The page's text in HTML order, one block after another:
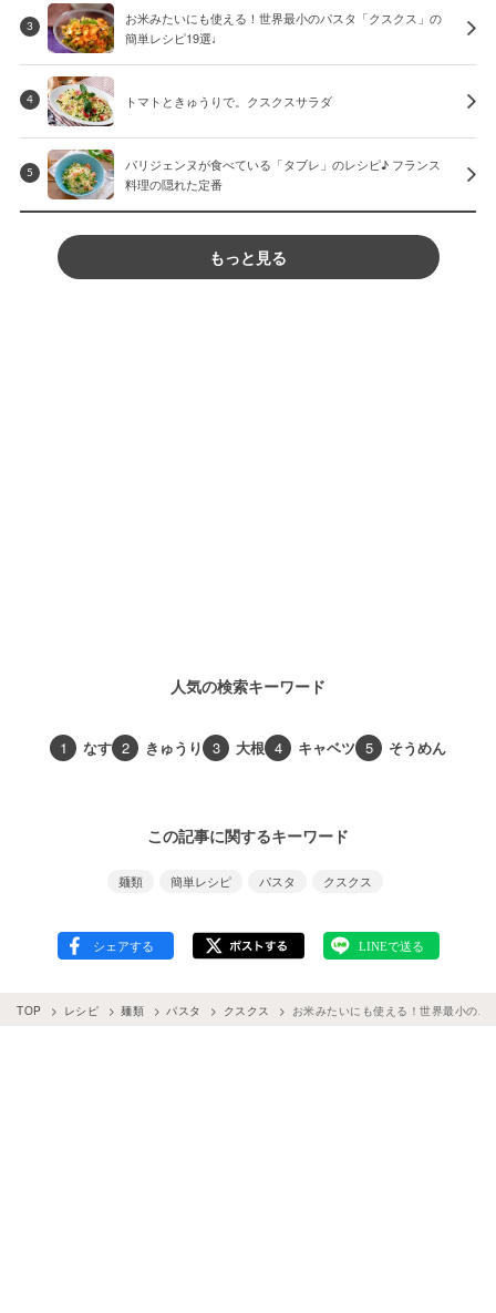
3
お米みたいにも使える！世界最小のパスタ「クスクス」の
簡単レシピ19選♩
4 トマトときゅうりで。クスクスサラダ
5
パリジェンヌが食べている「タブレ」のレシピ♪ フランス
料理の隠れた定番
もっと見る
人気の検索キーワード
1 なす 2 きゅうり 3 大根 4 キャベツ 5 そうめん
この記事に関するキーワード
麺類 簡単レシピ パスタ クスクス
TOP レシピ 麺類 パスタ クスクス お米みたいにも使える！世界最小の